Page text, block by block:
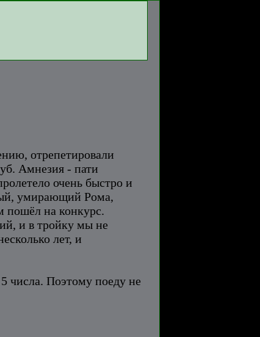
отрепетировали
Амнезия - пати
очень быстро и
умирающий Рома,
пошёл на конкурс.
и в тройку мы не
лет, и
числа. Поэтому поеду не